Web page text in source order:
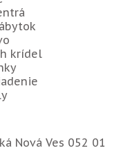
krídel
Nová Ves 052 01